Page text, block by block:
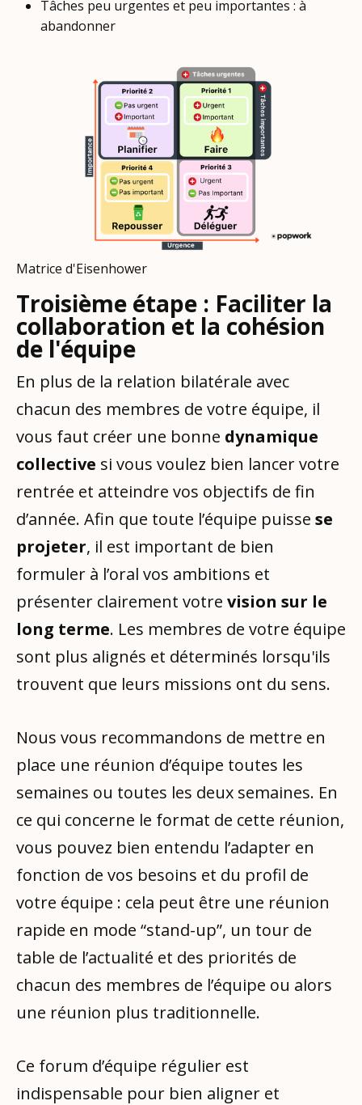
Tâches peu urgentes et peu importantes : à
abandonner
Matrice d'Eisenhower
Troisième étape : Faciliter la
collaboration et la cohésion
de l'équipe
En plus de la relation bilatérale avec
chacun des membres de votre équipe, il
vous faut créer une bonne dynamique
collective si vous voulez bien lancer votre
rentrée et atteindre vos objectifs de fin
d’année. Afin que toute l’équipe puisse se
projeter, il est important de bien
formuler à l’oral vos ambitions et
présenter clairement votre vision sur le
long terme. Les membres de votre équipe
sont plus alignés et déterminés lorsqu'ils
trouvent que leurs missions ont du sens.
Nous vous recommandons de mettre en
place une réunion d’équipe toutes les
semaines ou toutes les deux semaines. En
ce qui concerne le format de cette réunion,
vous pouvez bien entendu l’adapter en
fonction de vos besoins et du profil de
votre équipe : cela peut être une réunion
rapide en mode “stand-up”, un tour de
table de l’actualité et des priorités de
chacun des membres de l’équipe ou alors
une réunion plus traditionnelle.
Ce forum d’équipe régulier est
indispensable pour bien aligner et